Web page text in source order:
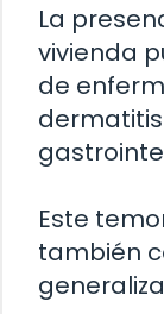
La
vivienda
de
Este
también